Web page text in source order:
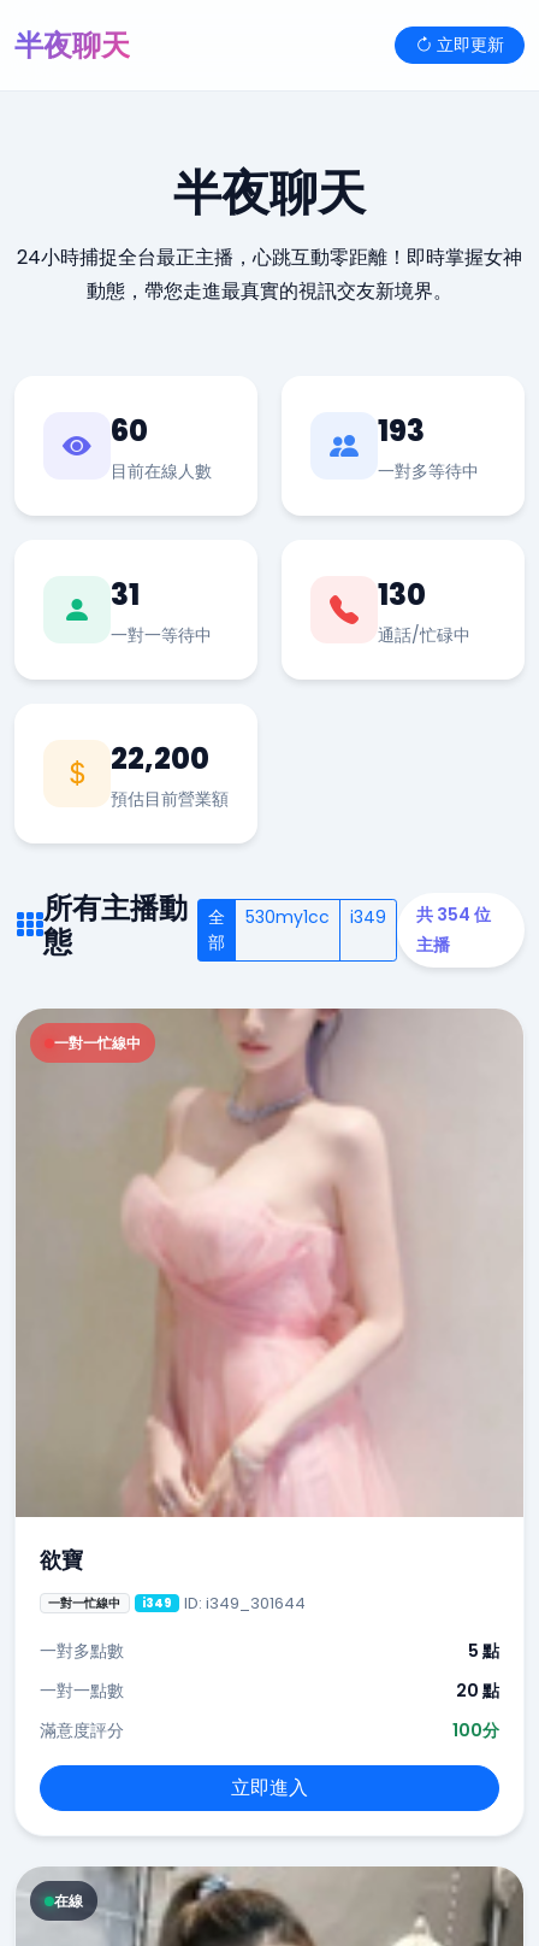
半夜聊天 立即更新
半夜聊天
24小時捕捉全台最正主播，心跳互動零距離！即時掌握女神
動態，帶您走進最真實的視訊交友新境界。
60
目前在線人數
193
一對多等待中
31
一對一等待中
130
通話/忙碌中
22,200
預估目前營業額
所有主播動
態
全
部
530my1cc i349
共 354 位
主播
一對一忙線中
欲寶
一對一忙線中 i349 ID: i349_301644
一對多點數
5 點
一對一點數
20 點
滿意度評分
100分
立即進入
在線